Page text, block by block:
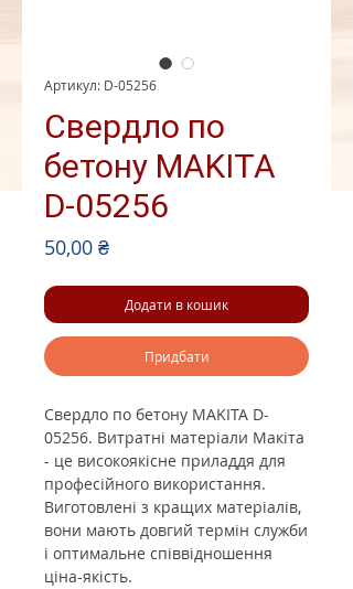
Артикул: D-05256
Свердло по
бетону MAKITA
D-05256
50,00 ₴Ціна
Додати в кошик
Придбати
Свердло по бетону MAKITA D-
05256. Витратні матеріали Макіта
- це високоякісне приладдя для
професійного використання.
Виготовлені з кращих матеріалів,
вони мають довгий термін служби
і оптимальне співвідношення
ціна-якість.